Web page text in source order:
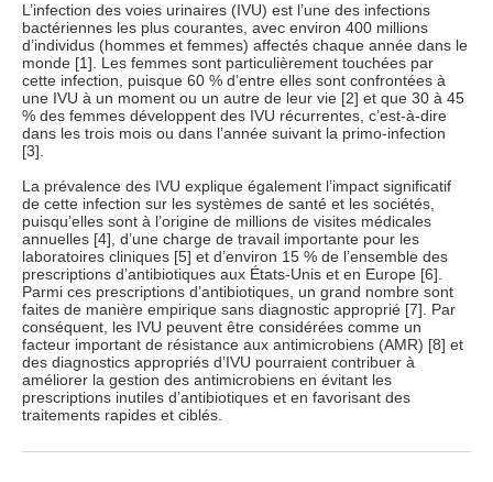
L’infection des voies urinaires (IVU) est l’une des infections
bactériennes les plus courantes, avec environ 400 millions
d’individus (hommes et femmes) affectés chaque année dans le
monde [1]. Les femmes sont particulièrement touchées par
cette infection, puisque 60 % d’entre elles sont confrontées à
une IVU à un moment ou un autre de leur vie [2] et que 30 à 45
% des femmes développent des IVU récurrentes, c’est-à-dire
dans les trois mois ou dans l’année suivant la primo-infection
[3].
La prévalence des IVU explique également l’impact significatif
de cette infection sur les systèmes de santé et les sociétés,
puisqu’elles sont à l’origine de millions de visites médicales
annuelles [4], d’une charge de travail importante pour les
laboratoires cliniques [5] et d’environ 15 % de l’ensemble des
prescriptions d’antibiotiques aux États-Unis et en Europe [6].
Parmi ces prescriptions d’antibiotiques, un grand nombre sont
faites de manière empirique sans diagnostic approprié [7]. Par
conséquent, les IVU peuvent être considérées comme un
facteur important de résistance aux antimicrobiens (AMR) [8] et
des diagnostics appropriés d’IVU pourraient contribuer à
améliorer la gestion des antimicrobiens en évitant les
prescriptions inutiles d’antibiotiques et en favorisant des
traitements rapides et ciblés.